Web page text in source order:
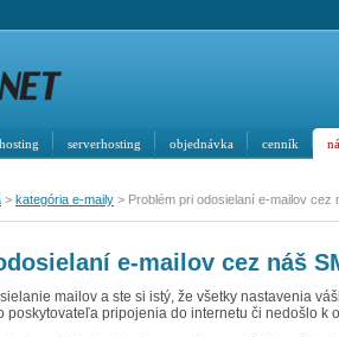
serverhosting objednávka cenník
> kategória e-maily > Problém pri odosielaní e-mailov cez
e-mailov cez náš
mailov a ste si istý, že všetky nastavenia
poskytovateľa pripojenia do internetu či nedošlo k